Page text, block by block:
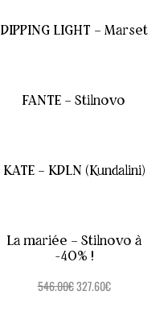
DIPPING LIGHT – Marset
FANTE – Stilnovo
KATE – KDLN (Kundalini)
La mariée – Stilnovo à
-40% !
546.00€327.60€